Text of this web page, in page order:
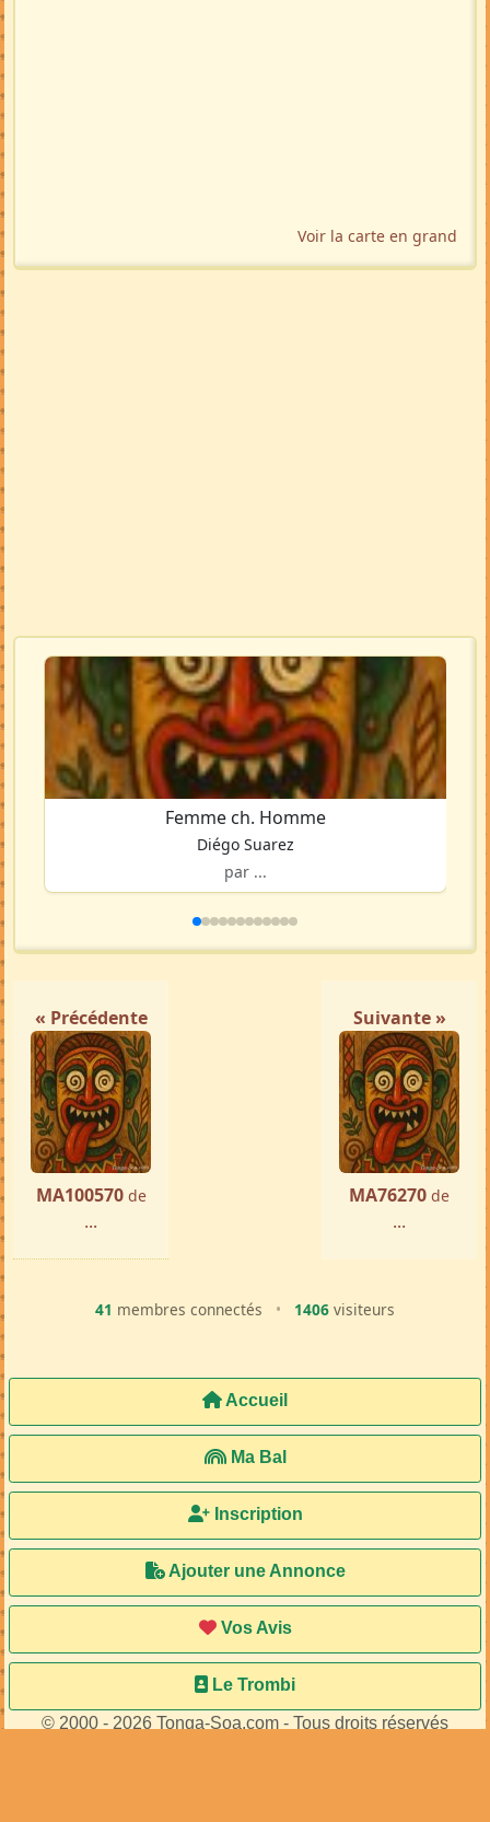
Voir la carte en grand
Femme ch. Homme
Diégo Suarez
par ...
« Précédente
MA100570 de
...
Suivante »
MA76270 de
...
41 membres connectés • 1406 visiteurs
Accueil
Ma Bal
Inscription
Ajouter une Annonce
Vos Avis
Le Trombi
© 2000 - 2026 Tonga-Soa.com - Tous droits réservés